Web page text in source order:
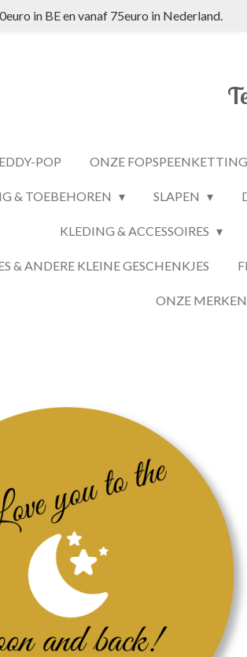
in BE en vanaf 75euro in Nederland.
POP ONZE
& TOEBEHOREN SLAPEN
KLEDING & ACCESSOIRES
& ANDERE KLEINE GESCHENKJES
ONZE MERKEN